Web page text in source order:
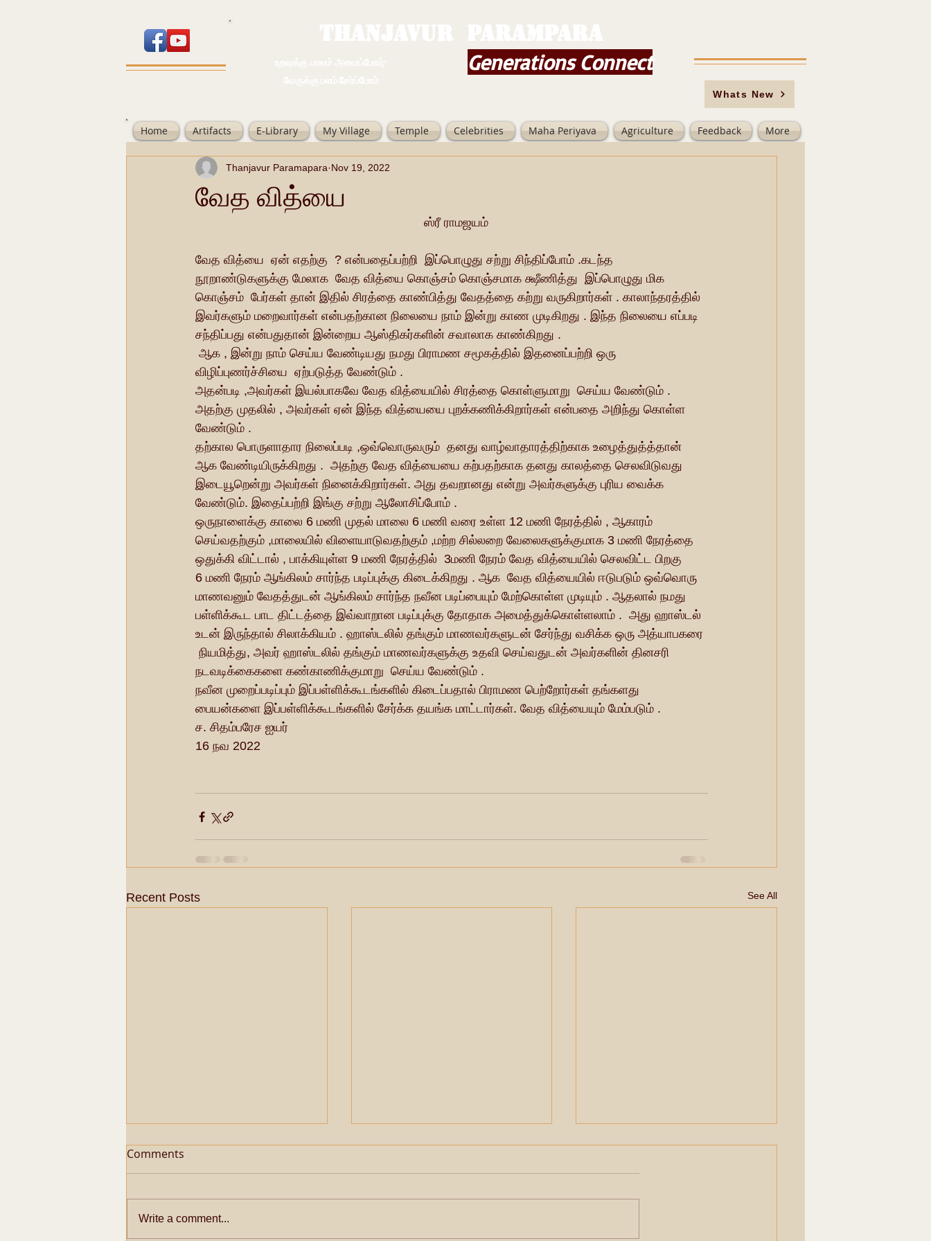
Generations Connect
Whats New
Home Artifacts E-Library My Village Temple Celebrities Maha Periyava Agriculture Feedback More
வேத வித்யை
Thanjavur Paramapara Nov 19, 2022
                                                                  ஸ்ரீ ராமஜயம்
வேத வித்யை  ஏன் எதற்கு  ? என்பதைப்பற்றி  இப்பொழுது சற்று சிந்திப்போம் .கடந்த
நூறாண்டுகளுக்கு மேலாக  வேத வித்யை கொஞ்சம் கொஞ்சமாக க்ஷீணித்து  இப்பொழுது மிக
கொஞ்சம்  பேர்கள் தான் இதில் சிரத்தை காண்பித்து வேதத்தை கற்று வருகிறார்கள் . காலாந்தரத்தில்
இவர்களும் மறைவார்கள் என்பதற்கான நிலையை நாம் இன்று காண முடிகிறது . இந்த நிலையை எப்படி
சந்திப்பது என்பதுதான் இன்றைய ஆஸ்திகர்களின் சவாலாக காண்கிறது .
விழிப்புணர்ச்சியை  ஏற்படுத்த வேண்டும் .
அதன்படி ,அவர்கள் இயல்பாகவே வேத வித்யையில் சிரத்தை கொள்ளுமாறு  செய்ய வேண்டும் .
அதற்கு முதலில் , அவர்கள் ஏன் இந்த வித்யையை புறக்கணிக்கிறார்கள் என்பதை அறிந்து கொள்ள
வேண்டும் .
தற்கால பொருளாதார நிலைப்படி ,ஒவ்வொருவரும்  தனது வாழ்வாதாரத்திற்காக உழைத்துத்த்தான்
ஆக வேண்டியிருக்கிறது .  அதற்கு வேத வித்யையை கற்பதற்காக தனது காலத்தை செலவிடுவது
இடையூறென்று அவர்கள் நினைக்கிறார்கள். அது தவறானது என்று அவர்களுக்கு புரிய வைக்க
வேண்டும். இதைப்பற்றி இங்கு சற்று ஆலோசிப்போம் .
ஒருநாளைக்கு காலை 6 மணி முதல் மாலை 6 மணி வரை உள்ள 12 மணி நேரத்தில் , ஆகாரம்
செய்வதற்கும் ,மாலையில் விளையாடுவதற்கும் ,மற்ற சில்லறை வேலைகளுக்குமாக 3 மணி நேரத்தை
ஒதுக்கி விட்டால் , பாக்கியுள்ள 9 மணி நேரத்தில்  3மணி நேரம் வேத வித்யையில் செலவிட்ட பிறகு
6 மணி நேரம் ஆங்கிலம் சார்ந்த படிப்புக்கு கிடைக்கிறது . ஆக  வேத வித்யையில் ஈடுபடும் ஒவ்வொரு
மாணவனும் வேதத்துடன் ஆங்கிலம் சார்ந்த நவீன படிப்பையும் மேற்கொள்ள முடியும் . ஆதலால் நமது
பள்ளிக்கூட பாட திட்டத்தை இவ்வாறான படிப்புக்கு தோதாக அமைத்துக்கொள்ளலாம் .  அது ஹாஸ்டல்
உடன் இருந்தால் சிலாக்கியம் . ஹாஸ்டலில் தங்கும் மாணவர்களுடன் சேர்ந்து வசிக்க ஒரு அத்யாபகரை
நடவடிக்கைகளை கண்காணிக்குமாறு  செய்ய வேண்டும் .
நவீன முறைப்படிப்பும் இப்பள்ளிக்கூடங்களில் கிடைப்பதால் பிராமண பெற்றோர்கள் தங்களது
பையன்களை இப்பள்ளிக்கூடங்களில் சேர்க்க தயங்க மாட்டார்கள். வேத வித்யையும் மேம்படும் .
ச. சிதம்பரேச ஐயர்
16 நவ 2022
Recent Posts See All
Comments
Write a comment...